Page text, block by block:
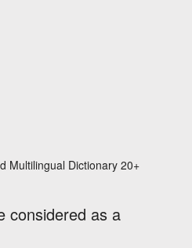
Multilingual Dictionary 20+
considered as a